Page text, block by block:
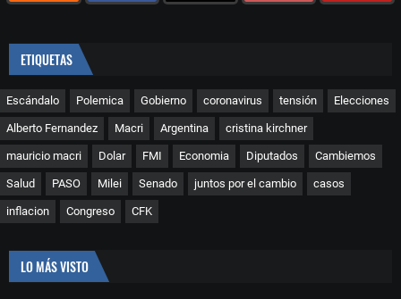
ETIQUETAS
Escándalo Polemica Gobierno coronavirus tensión Elecciones
Alberto Fernandez Macri Argentina cristina kirchner
mauricio macri Dolar FMI Economia Diputados Cambiemos
Salud PASO Milei Senado juntos por el cambio casos
inflacion Congreso CFK
LO MÁS VISTO